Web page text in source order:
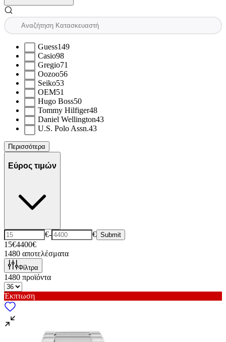
Guess149
Casio98
Gregio71
Oozoo56
Seiko53
OEM51
Hugo Boss50
Tommy Hilfiger48
Daniel Wellington43
U.S. Polo Assn.43
Περισσότερα
Εύρος τιμών
€- € Submit
15€4400€
1480 αποτελέσματα
Φίλτρα
1480 προϊόντα
Έκπτωση